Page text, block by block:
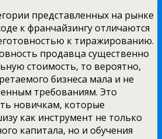
представленных на рынке
к франчайзингу отличаются
к тиражированию.
продавца существенно
стоимость, то вероятно,
бизнеса мала и не
требованиям. Это
новичкам, которые
как инструмент не только
капитала, но и обучения